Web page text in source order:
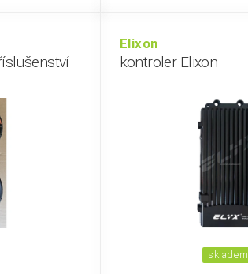
Elixon
kontroler Elixon
skladem